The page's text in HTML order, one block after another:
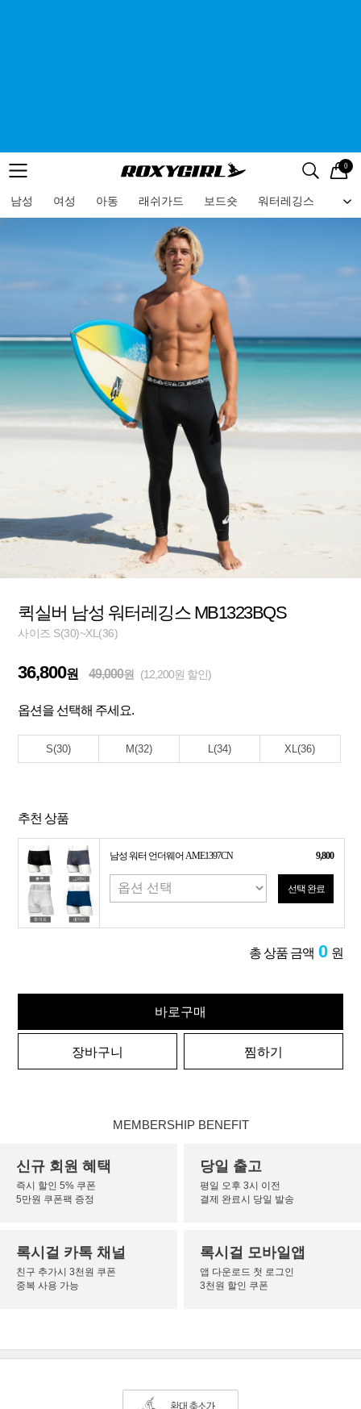
메뉴 검색
로고 0
남성 여성 아동 래쉬가드 보드숏 워터레깅스 비
메뉴
퀵실버 남성 워터레깅스 MB1323BQS
사이즈 S(30)~XL(36)
36,800원 49,000원 (12,200원 할인)
옵션을 선택해 주세요.
S(30) M(32) L(34) XL(36)
추천 상품
남성 워터 언더웨어 AME1397CN 9,800
선택 완료
총 상품 금액 0 원
바로구매
장바구니 찜하기
MEMBERSHIP BENEFIT
신규 회원 혜택
즉시 할인 5% 쿠폰
5만원 쿠폰팩 증정
당일 출고
평일 오후 3시 이전
결제 완료시 당일 발송
록시걸 카톡 채널
친구 추가시 3천원 쿠폰
중복 사용 가능
록시걸 모바일앱
앱 다운로드 첫 로그인
3천원 할인 쿠폰